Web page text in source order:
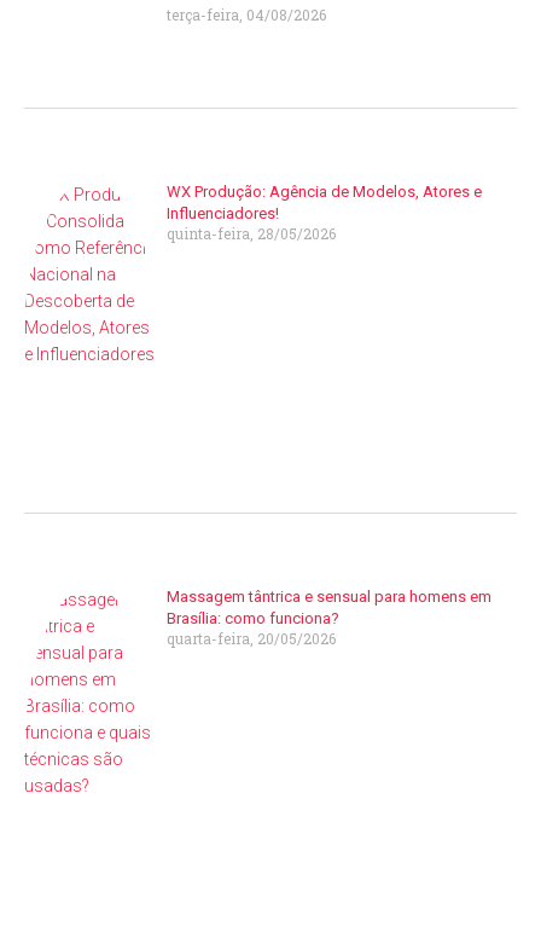
terça-feira, 04/08/2026
WX Produção: Agência de Modelos, Atores e
Influenciadores!
quinta-feira, 28/05/2026
Massagem tântrica e sensual para homens em
Brasília: como funciona?
quarta-feira, 20/05/2026